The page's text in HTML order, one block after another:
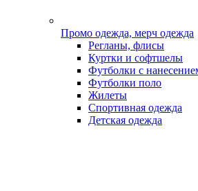
Промо одежда, мерч одежда
Регланы, флисы
Куртки и софтшелы
Футболки с
Футболки поло
Жилеты
Спортивная одежда
Детская одежда